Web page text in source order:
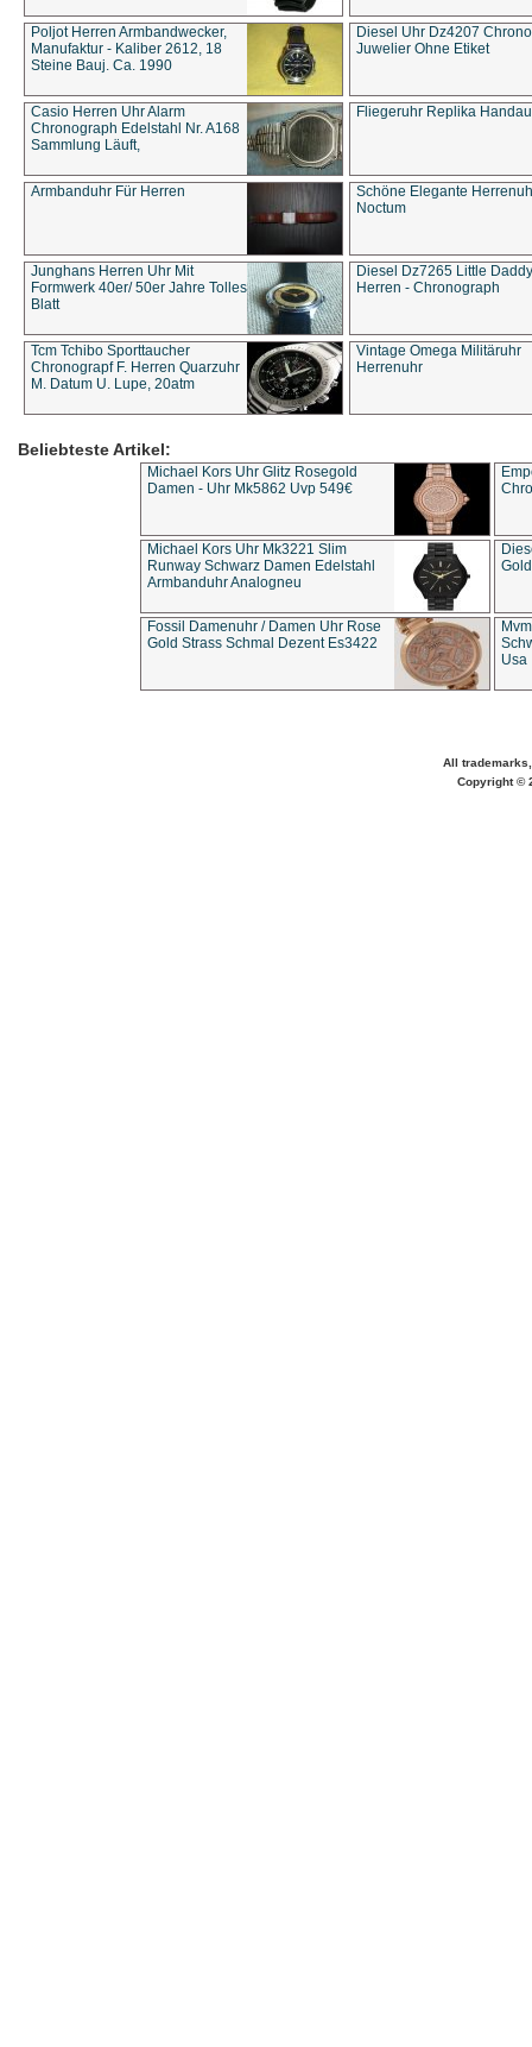
Poljot Herren Armbandwecker,
Manufaktur - Kaliber 2612, 18
Steine Bauj. Ca. 1990
Diesel Uhr Dz4207
Juwelier Ohne Etiket
Casio Herren Uhr Alarm
Chronograph Edelstahl Nr. A168
Sammlung Läuft,
Fliegeruhr Replika
Armbanduhr Für Herren
Schöne Elegante
Noctum
Junghans Herren Uhr Mit
Formwerk 40er/ 50er Jahre Tolles
Blatt
Diesel Dz7265 Little Daddy
Herren - Chronograph
Tcm Tchibo Sporttaucher
Chronograpf F. Herren Quarzuhr
M. Datum U. Lupe, 20atm
Vintage Omega Militäruhr
Herrenuhr
Beliebteste Artikel:
Michael Kors Uhr Glitz Rosegold
Damen - Uhr Mk5862 Uvp 549€
Michael Kors Uhr Mk3221 Slim
Runway Schwarz Damen Edelstahl
Armbanduhr Analogneu
Fossil Damenuhr / Damen Uhr Rose
Gold Strass Schmal Dezent Es3422
Usa
All
Copyright ©